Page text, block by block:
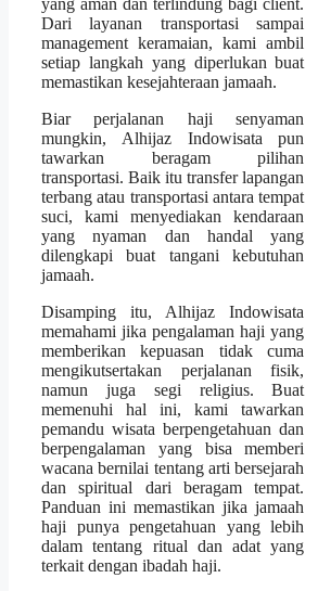
Dari layanan transportasi sampai
management keramaian, kami ambil
setiap langkah yang diperlukan buat
memastikan kesejahteraan jamaah.
Biar perjalanan haji senyaman
mungkin, Alhijaz Indowisata pun
tawarkan beragam pilihan
transportasi. Baik itu transfer lapangan
terbang atau transportasi antara tempat
suci, kami menyediakan kendaraan
yang nyaman dan handal yang
dilengkapi buat tangani kebutuhan
jamaah.
Disamping itu, Alhijaz Indowisata
memahami jika pengalaman haji yang
memberikan kepuasan tidak cuma
mengikutsertakan perjalanan fisik,
namun juga segi religius. Buat
memenuhi hal ini, kami tawarkan
pemandu wisata berpengetahuan dan
berpengalaman yang bisa memberi
wacana bernilai tentang arti bersejarah
dan spiritual dari beragam tempat.
Panduan ini memastikan jika jamaah
haji punya pengetahuan yang lebih
dalam tentang ritual dan adat yang
terkait dengan ibadah haji.